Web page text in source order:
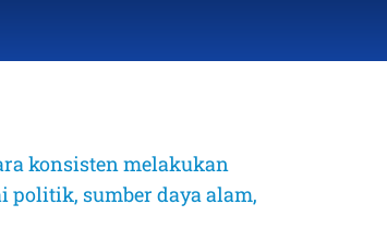
konsisten melakukan
politik, sumber daya alam,